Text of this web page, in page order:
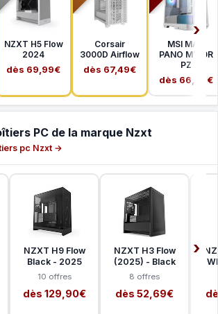
NZXT H5 Flow
2024
dès 69,99€
Corsair
3000D Airflow
dès 67,49€
MSI MAG
PANO M100R
PZ
dès 66,99€
PC de la marque Nzxt
pc Nzxt →
NZXT H9 Flow
Black - 2025
10 offres
dès 129,90€
NZXT H3 Flow
(2025) - Black
8 offres
dès 52,69€